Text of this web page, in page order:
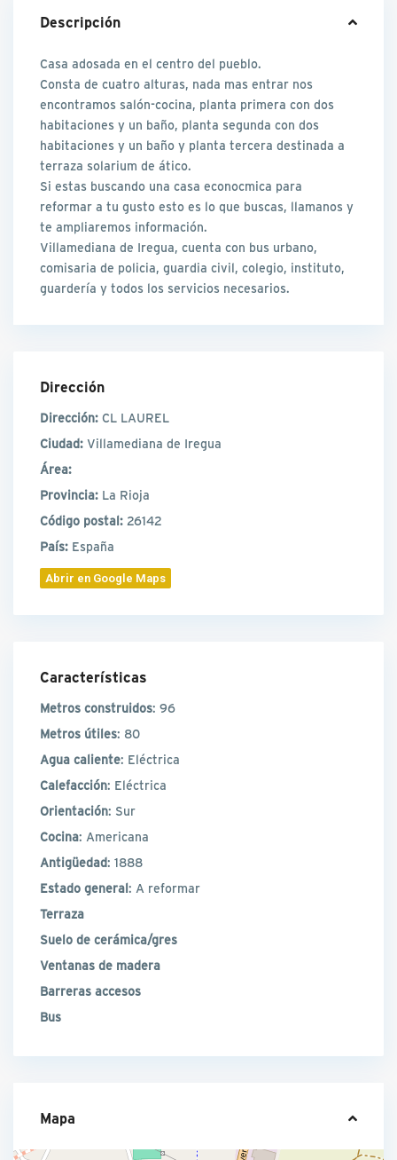
Descripción
Casa adosada en el centro del pueblo.
Consta de cuatro alturas, nada mas entrar nos
encontramos salón-cocina, planta primera con dos
habitaciones y un baño, planta segunda con dos
habitaciones y un baño y planta tercera destinada a
terraza solarium de ático.
Si estas buscando una casa econocmica para
reformar a tu gusto esto es lo que buscas, llamanos y
te ampliaremos información.
Villamediana de Iregua, cuenta con bus urbano,
comisaria de policia, guardia civil, colegio, instituto,
guardería y todos los servicios necesarios.
Dirección
Dirección: CL LAUREL
Ciudad: Villamediana de Iregua
Área:
Provincia: La Rioja
Código postal: 26142
País: España
Abrir en Google Maps
Características
Metros construidos: 96
Metros útiles: 80
Agua caliente: Eléctrica
Calefacción: Eléctrica
Orientación: Sur
Cocina: Americana
Antigüedad: 1888
Estado general: A reformar
Terraza
Suelo de cerámica/gres
Ventanas de madera
Barreras accesos
Bus
Mapa